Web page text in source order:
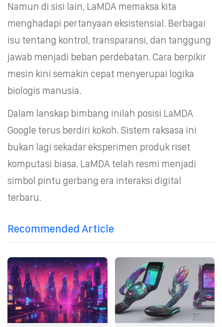
Namun di sisi lain, LaMDA memaksa kita
menghadapi pertanyaan eksistensial. Berbagai
isu tentang kontrol, transparansi, dan tanggung
jawab menjadi beban perdebatan. Cara berpikir
mesin kini semakin cepat menyerupai logika
biologis manusia.
Dalam lanskap bimbang inilah posisi LaMDA
Google terus berdiri kokoh. Sistem raksasa ini
bukan lagi sekadar eksperimen produk riset
komputasi biasa. LaMDA telah resmi menjadi
simbol pintu gerbang era interaksi digital
terbaru.
Recommended Article